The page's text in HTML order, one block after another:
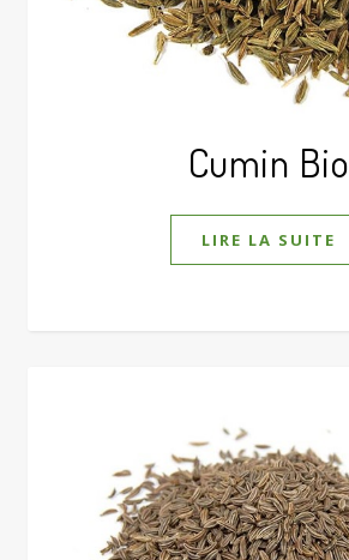
Cumin Bio
LIRE LA SUITE